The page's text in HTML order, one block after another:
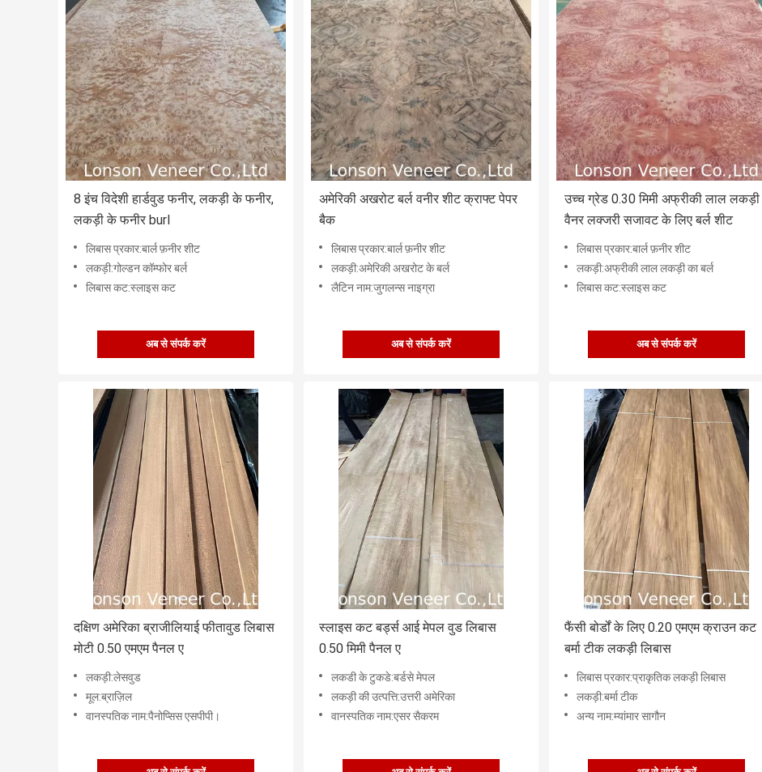
8 इंच विदेशी हार्डवुड फनीर, लकड़ी के फनीर,
लकड़ी के फनीर burl
लिबास प्रकार:बार्ल फ़नीर शीट
लकड़ी:गोल्डन कॉम्फोर बर्ल
लिबास कट:स्लाइस कट
अब से संपर्क करें
अमेरिकी अखरोट बर्ल वनीर शीट क्राफ्ट पेपर
बैक
लिबास प्रकार:बार्ल फ़नीर शीट
लकड़ी:अमेरिकी अखरोट के बर्ल
लैटिन नाम:जुगलन्स नाइग्रा
अब से संपर्क करें
उच्च ग्रेड 0.30 मिमी अफ्रीकी लाल लकड़ी
वैनर लक्जरी सजावट के लिए बर्ल शीट
लिबास प्रकार:बार्ल फ़नीर शीट
लकड़ी:अफ्रीकी लाल लकड़ी का बर्ल
लिबास कट:स्लाइस कट
अब से संपर्क करें
दक्षिण अमेरिका ब्राजीलियाई फीतावुड लिबास
मोटी 0.50 एमएम पैनल ए
लकड़ी:लेसवुड
मूल:ब्राज़िल
वानस्पतिक नाम:पैनोप्सिस एसपीपी।
स्लाइस कट बर्ड्स आई मेपल वुड लिबास
0.50 मिमी पैनल ए
लकडी के टुकडे:बर्डसे मेपल
लकड़ी की उत्पत्ति:उत्तरी अमेरिका
वानस्पतिक नाम:एसर सैकरम
फैंसी बोर्डों के लिए 0.20 एमएम क्राउन कट
बर्मा टीक लकड़ी लिबास
लिबास प्रकार:प्राकृतिक लकड़ी लिबास
लकड़ी:बर्मा टीक
अन्य नाम:म्यांमार सागौन